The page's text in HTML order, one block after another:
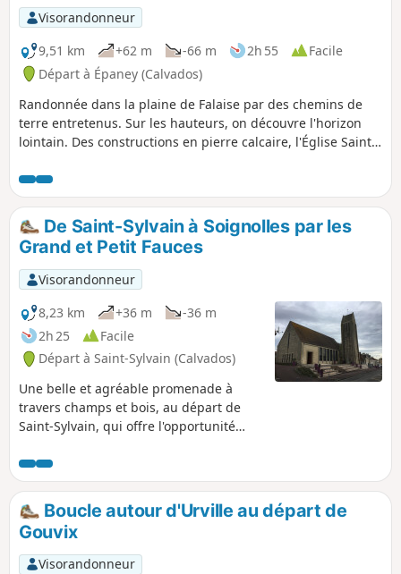
Visorandonneur
9,51 km
+62 m -66 m 2h 55
Facile
Départ à Épaney (Calvados)
Randonnée dans la plaine de Falaise par des chemins de
terre entretenus. Sur les hauteurs, on découvre l'horizon
lointain. Des constructions en pierre calcaire, l'Église Saint-
l'on peut pique-niquer.
De Saint-Sylvain à Soignolles par les
Grand et Petit Fauces
Visorandonneur
8,23 km
+36 m
-36 m
2h 25
Facile
Départ à Saint-Sylvain (Calvados)
Une belle et agréable promenade à
travers champs et bois, au départ de
Saint-Sylvain, qui offre l'opportunité
qui ne demande qu'à être découvert.
Boucle autour d'Urville au départ de
Gouvix
Visorandonneur